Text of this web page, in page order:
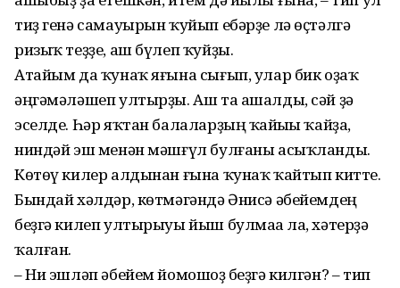
тиҙ генә самауырын ҡуйып ебәрҙе лә өҫтәлгә
ризыҡ теҙҙе, аш бүлеп ҡуйҙы.
Атайым да ҡунаҡ яғына сығып, улар бик оҙаҡ
әңгәмәләшеп ултырҙы. Аш та ашалды, сәй ҙә
эселде. Һәр яҡтан бала­ларҙың ҡайһыһы ҡайҙа,
ниндәй эш ме­нән мәшғүл булғаны асыҡланды.
Көтөү килер алдынан ғына ҡунаҡ ҡайтып кит­те.
Бындай хәлдәр, көтмә­гәндә Әнисә әбейемдең
беҙгә килеп ултырыуы йыш булмаһа ла, хәтерҙә
ҡалған.
– Ни эшләп әбейем йомошһоҙ беҙгә килгән? – тип